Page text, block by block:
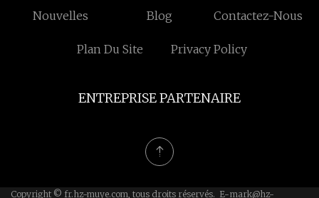
Nouvelles Blog Contactez-Nous
Plan Du Site Privacy Policy
ENTREPRISE PARTENAIRE
Copyright © fr.hz-muye.com, tous droits réservés. E-mark@hz-